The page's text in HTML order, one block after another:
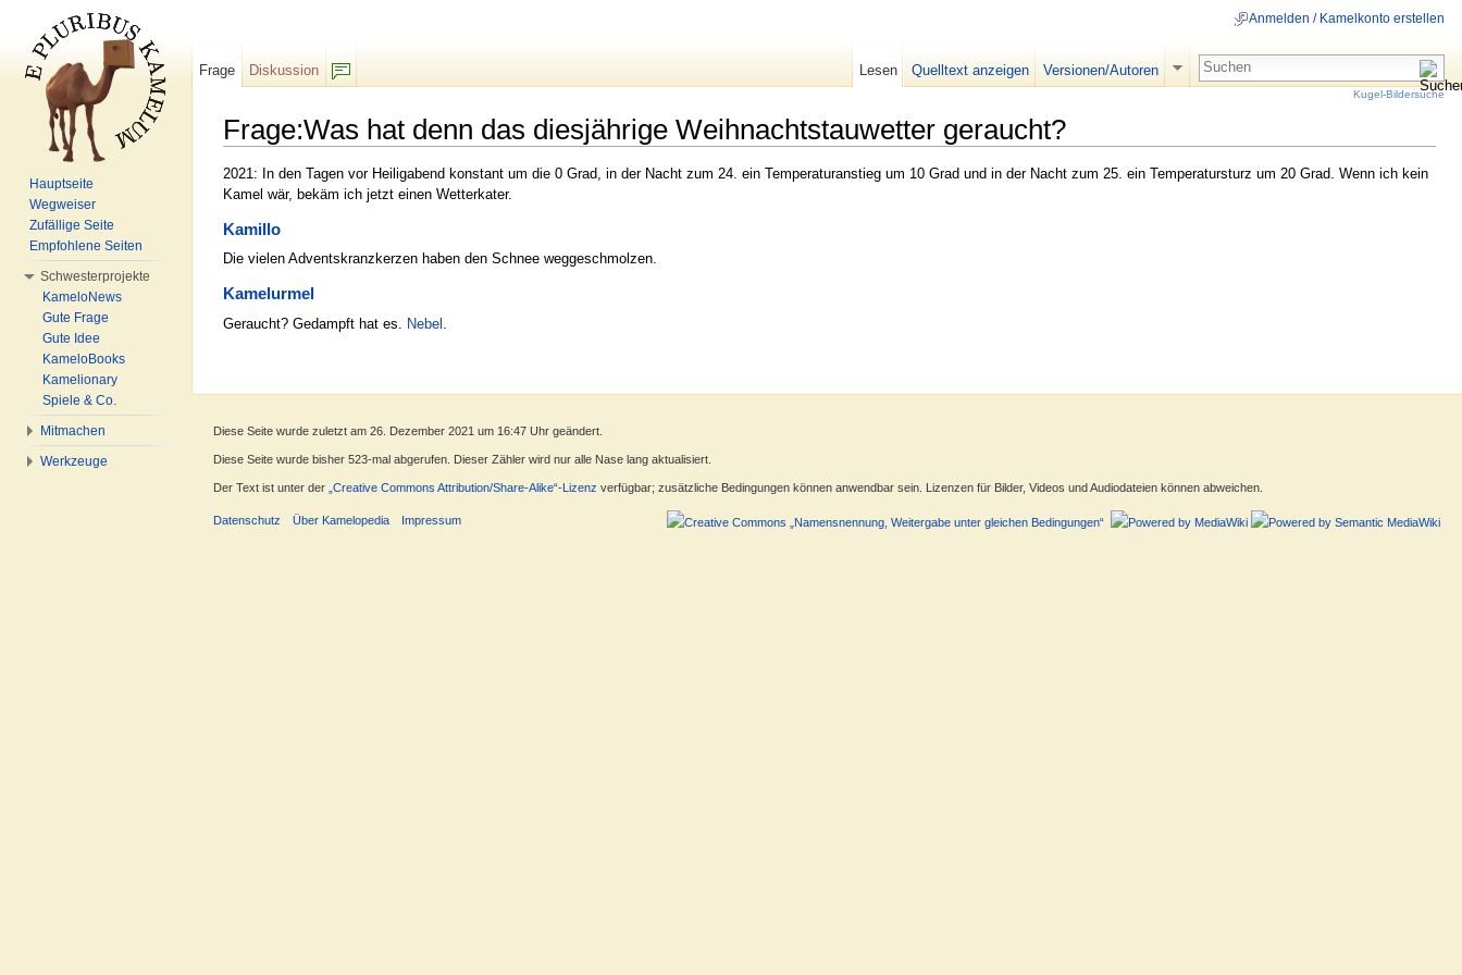
Frage:Was hat denn das diesjährige Weihnachtstauwetter geraucht?
2021: In den Tagen vor Heiligabend konstant um die 0 Grad, in der Nacht zum 24. ein Temperaturanstieg um 10 Grad und in der Nacht zum 25. ein Temperatursturz um 20 Grad. Wenn ich kein
Kamel wär, bekäm ich jetzt einen Wetterkater.
Kamillo
Die vielen Adventskranzkerzen haben den Schnee weggeschmolzen.
Kamelurmel
Geraucht? Gedampft hat es. Nebel
Anmelden / Kamelkonto erstellen
Frage
Diskussion
Lesen Quelltext anzeigen Versionen/Autoren
Kugel-Bildersuche
Hauptseite
Wegweiser
Zufällige Seite
Empfohlene Seiten
Schwesterprojekte
KameloNews
Gute Frage
Gute Idee
KameloBooks
Kamelionary
Spiele & Co.
Mitmachen
Werkzeuge
Diese Seite wurde zuletzt am 26. Dezember 2021 um 16:47 Uhr geändert.
Diese Seite wurde bisher 523-mal abgerufen. Dieser Zähler wird nur alle Nase lang aktualisiert.
Der Text ist unter der „Creative Commons Attribution/Share-Alike“-Lizenz verfügbar; zusätzliche Bedingungen können anwendbar sein. Lizenzen für Bilder, Videos und Audiodateien können abweichen.
Datenschutz Über Kamelopedia Impressum